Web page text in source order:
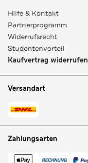
Hilfe & Kontakt
Partnerprogramm
Widerrufsrecht
Studentenvorteil
Kaufvertrag widerrufen
Versandart
Zahlungsarten